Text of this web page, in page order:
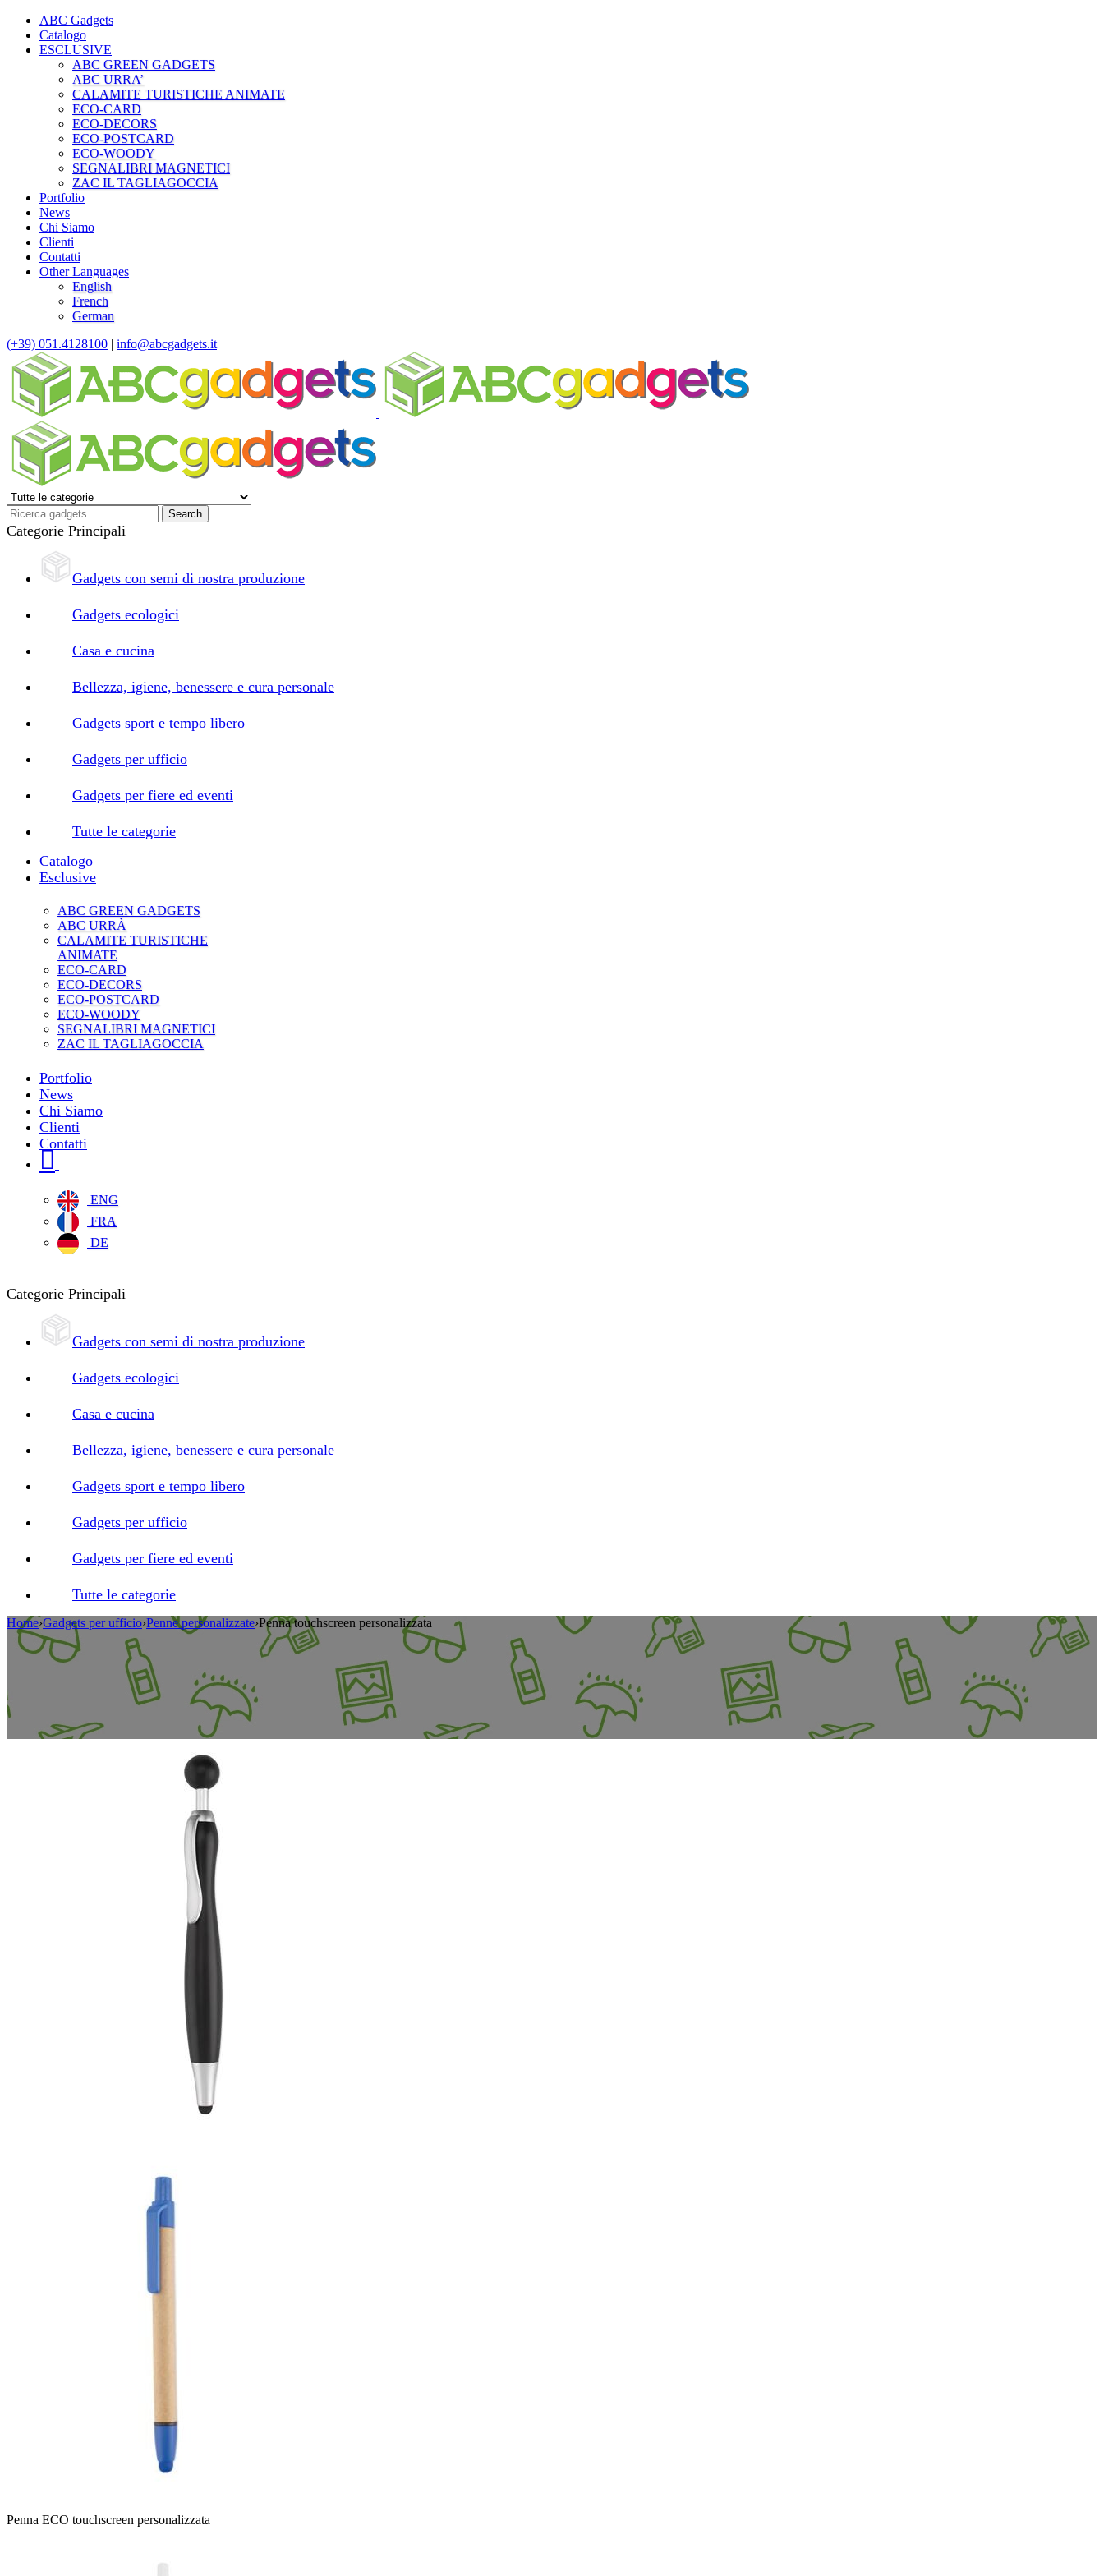
ABC Gadgets
Catalogo
ESCLUSIVE
ABC GREEN GADGETS
ABC URRA’
CALAMITE TURISTICHE ANIMATE
ECO-CARD
ECO-DECORS
ECO-POSTCARD
ECO-WOODY
SEGNALIBRI MAGNETICI
ZAC IL TAGLIAGOCCIA
Portfolio
News
Chi Siamo
Clienti
Contatti
Other Languages
English
French
German
(+39) 051.4128100 | info@abcgadgets.it
Categorie Principali
Gadgets con semi di nostra produzione
Gadgets ecologici
Casa e cucina
Bellezza, igiene, benessere e cura personale
Gadgets sport e tempo libero
Gadgets per ufficio
Gadgets per fiere ed eventi
Tutte le categorie
Catalogo
Esclusive
ABC GREEN GADGETS
ABC URRÀ
CALAMITE TURISTICHE
ANIMATE
ECO-CARD
ECO-DECORS
ECO-POSTCARD
ECO-WOODY
SEGNALIBRI MAGNETICI
ZAC IL TAGLIAGOCCIA
Portfolio
News
Chi Siamo
Clienti
Contatti
ENG
FRA
DE
Categorie Principali
Gadgets con semi di nostra produzione
Gadgets ecologici
Casa e cucina
Bellezza, igiene, benessere e cura personale
Gadgets sport e tempo libero
Gadgets per ufficio
Gadgets per fiere ed eventi
Tutte le categorie
Home›Gadgets per ufficio›Penne personalizzate›Penna touchscreen personalizzata
Penna ECO touchscreen personalizzata